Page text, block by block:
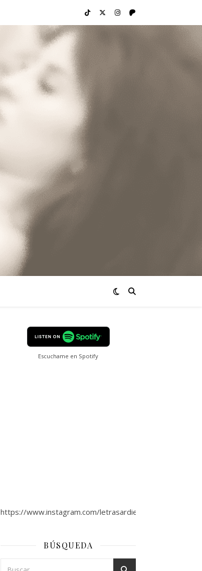
Escuchame en Spotify
https://www.instagram.com/letrasardientes/
BÚSQUEDA